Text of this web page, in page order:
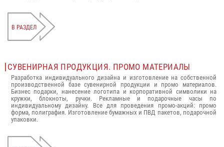
В РАЗДЕЛ
СУВЕНИРНАЯ ПРОДУКЦИЯ. ПРОМО МАТЕРИАЛЫ
Разработка индивидуального дизайна и изготовление на собственной
производственной базе сувенирной продукции и промо материалов.
Бизнес подарки, нанесение логотипа и корпоративной символики на
кружки, блокноты, ручки. Рекламные и подарочные часы по
индивидуальному дизайну. Все для проведения промо-акций: промо
форма, полиграфия. Изготовление бумажных и ПВД пакетов, подарочной
упаковки.